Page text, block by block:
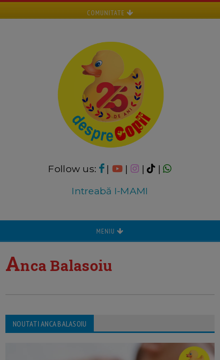
COMUNITATE
Follow us: | | |
|
Intreabă I-MAMI
MENIU
Anca Balasoiu
NOUTATI ANCA BALASOIU